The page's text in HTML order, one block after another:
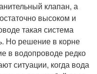
клапан, а
высоком и
такая система
Но решение в корне
в водопроводе редко
ситуации, когда вода